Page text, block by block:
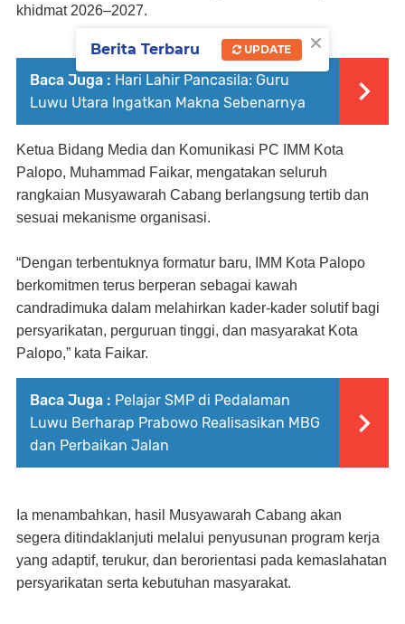
khidmat 2026–2027.
Baca Juga : Hari Lahir Pancasila: Guru
Luwu Utara Ingatkan Makna Sebenarnya
Ketua Bidang Media dan Komunikasi PC IMM Kota
Palopo, Muhammad Faikar, mengatakan seluruh
rangkaian Musyawarah Cabang berlangsung tertib dan
sesuai mekanisme organisasi.
“Dengan terbentuknya formatur baru, IMM Kota Palopo
berkomitmen terus berperan sebagai kawah
candradimuka dalam melahirkan kader-kader solutif bagi
persyarikatan, perguruan tinggi, dan masyarakat Kota
Palopo,” kata Faikar.
Baca Juga : Pelajar SMP di Pedalaman
Luwu Berharap Prabowo Realisasikan MBG
dan Perbaikan Jalan
Ia menambahkan, hasil Musyawarah Cabang akan
segera ditindaklanjuti melalui penyusunan program kerja
yang adaptif, terukur, dan berorientasi pada kemaslahatan
persyarikatan serta kebutuhan masyarakat.
×
Berita Terbaru UPDATE